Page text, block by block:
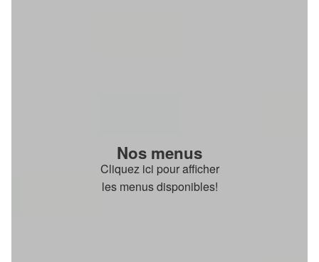
Nos menus
Cliquez ici pour afficher
les menus disponibles!